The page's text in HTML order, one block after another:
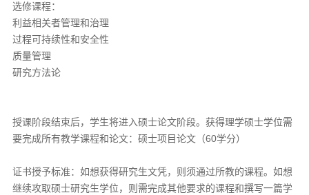
选修课程：
利益相关者管理和治理
过程可持续性和安全性
质量管理
研究方法论
授课阶段结束后，学生将进入硕士论文阶段。获得理学硕士学位需
要完成所有教学课程和论文：硕士项目论文（60学分）
证书授予标准：如想获得研究生文凭，则须通过所教的课程。如想
继续攻取硕士研究生学位，则需完成其他要求的课程和撰写一篇学